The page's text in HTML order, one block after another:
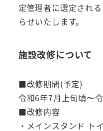
定管理者に選定され
らせいたします。
施設改修について
■改修期間(予定)
令和6年7月上旬頃〜
■改修内容
・メインスタンド ト